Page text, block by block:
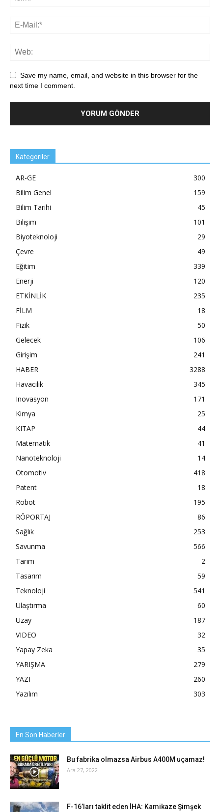
Save my name, email, and website in this browser for the
next time I comment.
Kategoriler
AR-GE
300
Bilim Genel
159
Bilim Tarihi
45
Bilişim
101
Biyoteknoloji
29
Çevre
49
Eğitim
339
Enerji
120
ETKİNLİK
235
FİLM
18
Fizik
50
Gelecek
106
Girişim
241
HABER
3288
Havacılık
345
Inovasyon
171
Kimya
25
KITAP
44
Matematik
41
Nanoteknoloji
14
Otomotiv
418
Patent
18
Robot
195
RÖPORTAJ
86
Sağlık
253
Savunma
566
Tarım
2
Tasarım
59
Teknoloji
541
Ulaştırma
60
Uzay
187
VIDEO
32
Yapay Zeka
35
YARIŞMA
279
YAZI
260
Yazılım
303
En Son Haberler
Bu fabrika olmazsa Airbus A400M uçamaz!
Ara 27, 2022
F-16’ları taklit eden İHA: Kamikaze Şimşek